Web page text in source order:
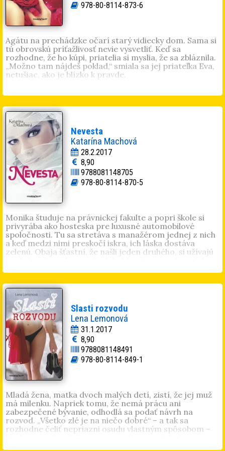
dlhých prechádzkach. Autorka úspešných románov
Takmer dokonalý muž
978-80-8114-873-6
Agátu na prechádzke očarí starý vidiecky dom. Sama si
tú obrovskú príťažlivosť nevie vysvetliť. Keď sa
rozhodne, že ho kúpi, priatelia si myslia, že sa zbláznila.
„Možno tam nájdeš poklad,“ smiala sa jej priateľka Eva,
netušiac, ako je blízko k pravde.
kraji. Od detstva píše. Priatelia ju presvedčili, aby svoje
texty aj publikovala. Vydala knihyKaleidoskop,Skrátka mi
preplo,A čo ak preplo im
ňu všetkým.
Nevesta
Katarína Machová
28.2.2017
8,90
9788081148705
978-80-8114-870-5
Monika študuje na právnickej fakulte a popri škole si
privyrába ako hosteska pre luxusné automobilové
spoločnosti. Tu sa stretáva s manažérom jednej z nich
a keď medzi nimi preskočí iskra, ich láska dostáva
zelenú. Obaja šťastní, že našli jeden druhého, si užívajú
matky je postavená pred ťažké rozhodnutie. Zostať
alebo ujsť?
Katarína Machová(1977, Trenčín) študovala na
univerzite Mateja Bela v Banskej Bystrici. V súčasnosti
žije v Motešiciach pri Trenčíne a pracuje v súkromnej
firme. Je vydatá a má syna Samuela.
Slasti rozvodu
Lena Lemonová
31.1.2017
8,90
9788081148491
978-80-8114-849-1
Mladá žena, matka dvoch malých detí, zistí, že jej muž
má milenku. Napriek tomu, že nemá prácu ani
zabezpečené bývanie, odhodlá sa podať návrh na
rozvod. „Všetko zlé je na niečo dobré“ – a tak sa
rozhodne čeliť nepriazni osudu vlastným spôsobom –